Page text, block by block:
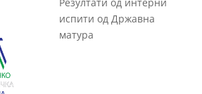
испити од Државна
матура